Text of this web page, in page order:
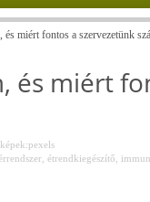
miért fontos a szervezetünk
és miért
képek:pexels
étrendkiegészítő